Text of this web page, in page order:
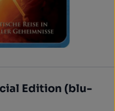
Edition (blu-